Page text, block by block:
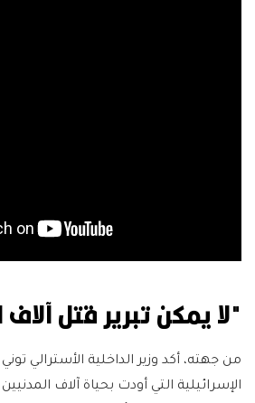
"لا يمكن تبرير قتل
من جهته، أكد وزير الداخلية الأسترالي
الإسرائيلية التي أودت بحياة آلاف